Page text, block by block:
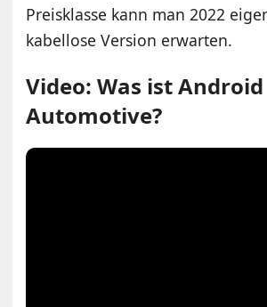
Preisklasse kann man 2022
kabellose Version erwarten.
Video: Was ist Android
Automotive?